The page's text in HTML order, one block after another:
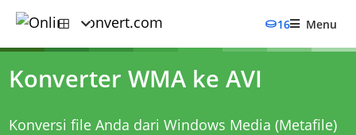
16 Menu
Konverter WMA ke AVI
Konversi file Anda dari Windows Media (Metafile)